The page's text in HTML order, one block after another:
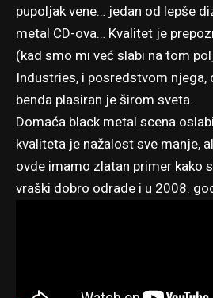
pupoljak vene… jedan od lepše
metal CD-ova… Kvalitet je
(kad smo mi već slabi na tom
Industries, i posredstvom njega,
benda plasiran je širom sveta.
Domaća black metal scena
kvaliteta je nažalost sve manje,
ovde imamo zlatan primer kako
vraški dobro odrade i u 2008.